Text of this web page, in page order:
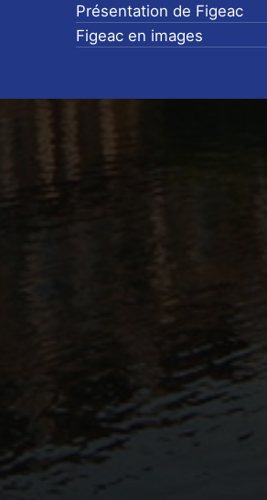
Présentation de Figeac
Figeac en images